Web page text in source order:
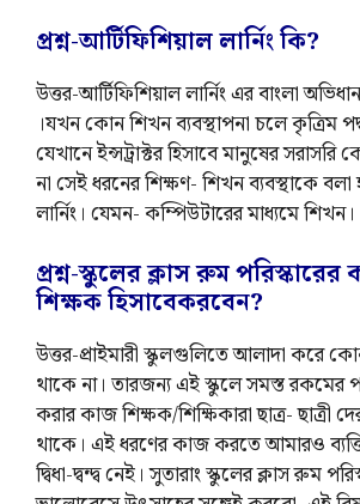
প্রশ্ন-আর্টিফিশিয়াল লার্নিং কি?
উত্তর-আর্টিফিশিয়াল লার্নিং এর বাংলা
।যখন কোন শিখন ব্যবস্থাপনা চলে কৃত্রিম
যেখানে ইন্সট্রাক্টর হিসাবে মানুষের
না সেই ধরনের শিক্ষণ- শিখন ব্যবস্থাকে
লার্নিং। যেমন- কম্পিউটারের মাধ্যমে শিখন।
প্রশ্ন-স্কুলের ক্লাস রুম
শিক্ষক হিসাবেকরবেন?
উত্তর-প্রাইমারী স্কুলগুলিতে আলাদা করে
থাকে না। তারজন্য এই স্কুলে সমস্ত রকমের
করার কাজ শিক্ষক/শিক্ষিকারা ছাত্র- ছাত্রী
থাকে। এই ধরণের কাজ করতে আমারও
দ্বিধা-দ্বন্দ্ব নেই। সুতারাং স্কুলের ক্লাস রুম